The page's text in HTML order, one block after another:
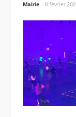
Mairie 8 février